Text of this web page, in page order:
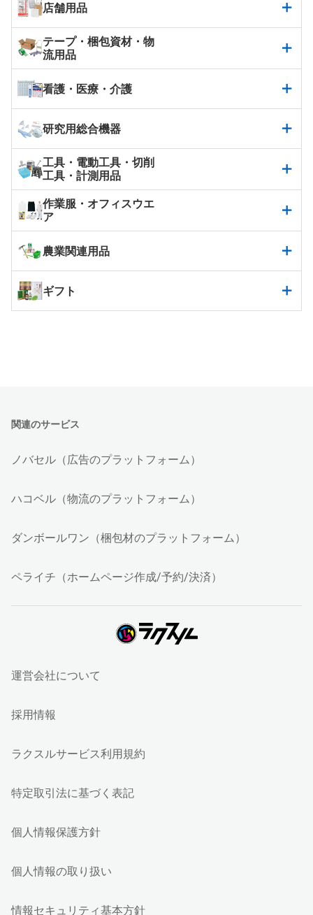
店舗用品
テープ・梱包資材・物
流用品
看護・医療・介護
研究用総合機器
工具・電動工具・切削
工具・計測用品
作業服・オフィスウエ
ア
農業関連用品
ギフト
関連のサービス
ノバセル（広告のプラットフォーム）
ハコベル（物流のプラットフォーム）
ダンボールワン（梱包材のプラットフォーム）
ペライチ（ホームページ作成/予約/決済）
運営会社について
採用情報
ラクスルサービス利用規約
特定取引法に基づく表記
個人情報保護方針
個人情報の取り扱い
情報セキュリティ基本方針